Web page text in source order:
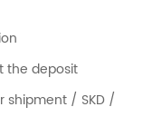
the deposit
shipment / SKD /